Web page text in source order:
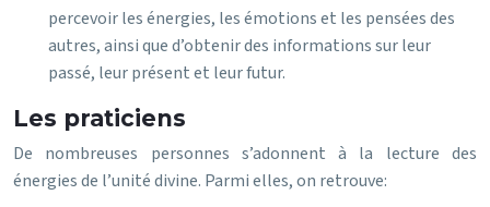
percevoir les énergies, les émotions et les pensées des
autres, ainsi que d’obtenir des informations sur leur
passé, leur présent et leur futur.
Les praticiens
De nombreuses personnes s’adonnent à la lecture des
énergies de l’unité divine. Parmi elles, on retrouve: